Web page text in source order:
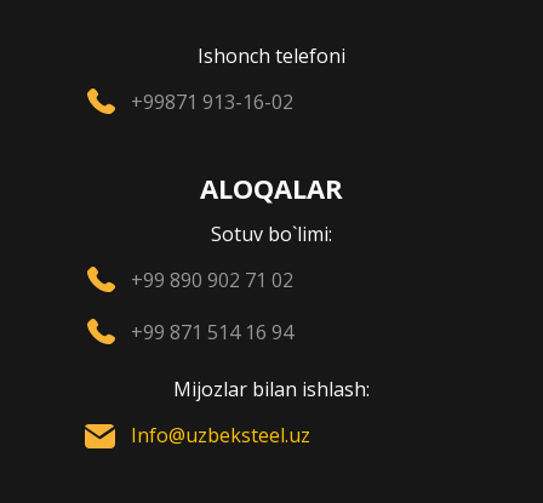
Ishonch telefoni
+99871 913-16-02
ALOQALAR
Sotuv bo`limi:
+99 890 902 71 02
+99 871 514 16 94
Mijozlar bilan ishlash:
Info@uzbeksteel.uz